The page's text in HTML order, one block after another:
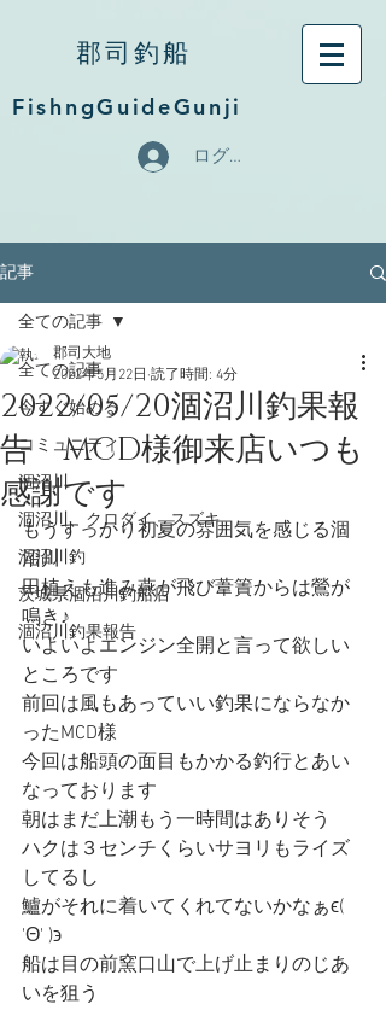
郡司釣船
FishngGuideGunji
ログイン
記事
全ての記事
今すぐ始める
コミュニティ
涸沼川
涸沼川、クロダイ、スズキ
涸沼川釣
茨城県涸沼川釣船店
涸沼川釣果報告
全ての記事
2022/05/20涸沼川釣果報
告 MCD様御来店いつも
感謝です
郡司大地
2022年5月22日 読了時間: 4分
もうすっかり初夏の雰囲気を感じる涸
沼川
田植えも進み燕が飛び葦簀からは鶯が
鳴き♪
いよいよエンジン全開と言って欲しい
ところです
前回は風もあっていい釣果にならなか
ったMCD様
今回は船頭の面目もかかる釣行とあい
なっております
朝はまだ上潮もう一時間はありそう
ハクは３センチくらいサヨリもライズ
してるし
鱸がそれに着いてくれてないかなぁϵ(
'Θ' )϶
船は目の前窯口山で上げ止まりのじあ
いを狙う